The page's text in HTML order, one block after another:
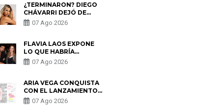
¿TERMINARON? DIEGO
CHÁVARRI DEJÓ DE
SEGUIR A GABRIELA
HERRERA Y ANUNCIA SU
07 Ago 2026
FLAVIA LAOS EXPONE
LO QUE HABRÍA
BUSCADO PABLO
HEREDIA CON ALE
PARTES QUERÍA EL
REMEMBER”
07 Ago 2026
ARIA VEGA CONQUISTA
CON EL LANZAMIENTO
DE “TOTOTO (+4)”
07 Ago 2026